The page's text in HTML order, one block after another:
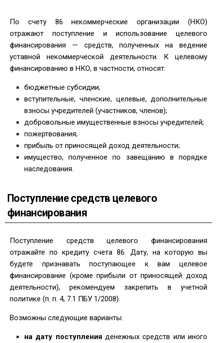
По счету 86 некоммерческие организации (НКО)
отражают поступление и использование целевого
финансирования — средств, полученных на ведение
уставной некоммерческой деятельности. К целевому
финансированию в НКО, в частности, относят:
бюджетные субсидии;
вступительные, членские, целевые, дополнительные
взносы учредителей (участников, членов);
добровольные имущественные взносы учредителей;
пожертвования;
прибыль от приносящей доход деятельности;
имущество, полученное по завещанию в порядке
наследования.
Поступление средств целевого
финансирования
Поступление средств целевого финансирования
отражайте по кредиту счета 86. Дату, на которую вы
будете признавать поступающее к вам целевое
финансирование (кроме прибыли от приносящей доход
деятельности), рекомендуем закрепить в учетной
политике (п. п. 4, 7.1 ПБУ 1/2008).
Возможны следующие варианты:
на дату поступленияденежных средств или иного